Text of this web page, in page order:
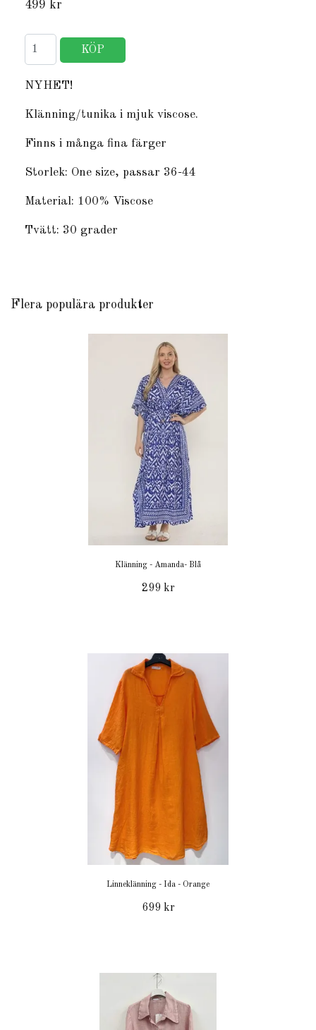
499 kr
NYHET!
Klänning/tunika i mjuk viscose.
Finns i många fina färger
Storlek: One size, passar 36-44
Material: 100% Viscose
Tvätt: 30 grader
Flera populära produkter
Klänning - Amanda- Blå
299 kr
Linneklänning - Ida - Orange
699 kr